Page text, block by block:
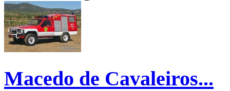
Macedo de Cavaleiros...